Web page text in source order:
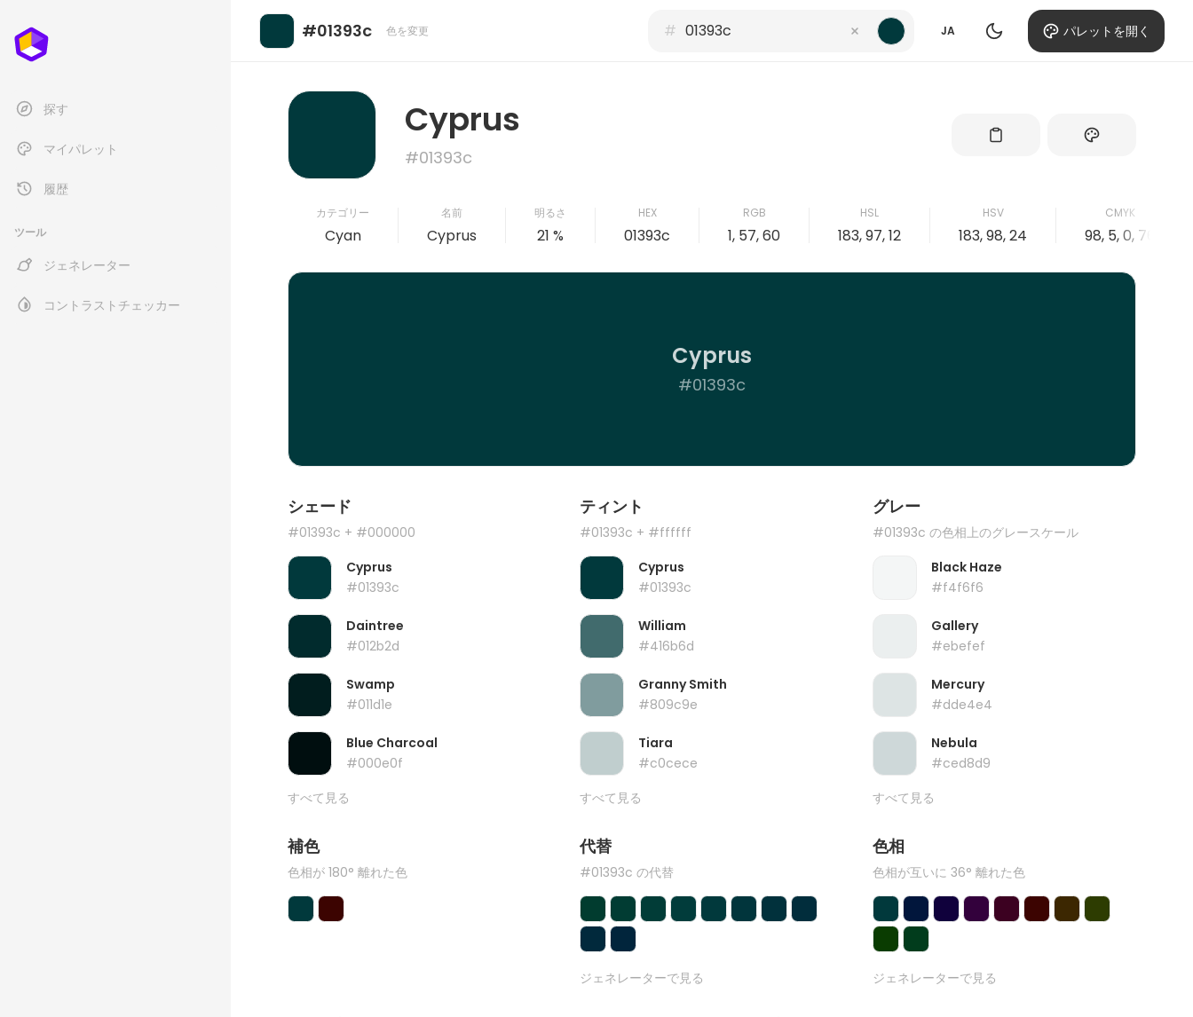
探す
マイパレット
履歴
ツール
ジェネレーター
コントラストチェッカー
#01393c 色を変更 # JA パレットを開く
Cyprus
#01393c
カテゴリー
Cyan
名前
Cyprus
明るさ
21 %
HEX
01393c
RGB
1, 57, 60
HSL
183, 97, 12
HSV
183, 98, 24
CMYK
98, 5, 0, 76
Cyprus
#01393c
シェード
#01393c + #000000
Cyprus
#01393c
Daintree
#012b2d
Swamp
#011d1e
Blue Charcoal
#000e0f
すべて見る
ティント
#01393c + #ffffff
Cyprus
#01393c
William
#416b6d
Granny Smith
#809c9e
Tiara
#c0cece
すべて見る
グレー
#01393c の色相上のグレースケール
Black Haze
#f4f6f6
Gallery
#ebefef
Mercury
#dde4e4
Nebula
#ced8d9
すべて見る
補色
色相が 180° 離れた色
代替
#01393c の代替
ジェネレーターで見る
色相
色相が互いに 36° 離れた色
ジェネレーターで見る